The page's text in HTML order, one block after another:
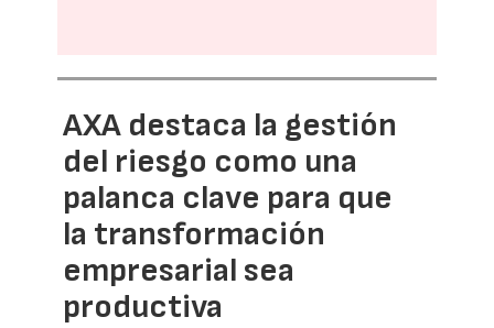
AXA destaca la gestión
del riesgo como una
palanca clave para que
la transformación
empresarial sea
productiva